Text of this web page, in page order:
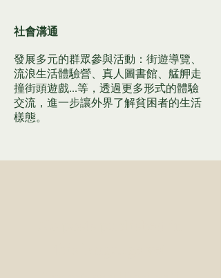
社會溝通
發展多元的群眾參與活動：街遊導覽、
流浪生活體驗營、真人圖書館、艋舺走
撞街頭遊戲...等，透過更多形式的體驗
交流，進一步讓外界了解貧困者的生活
樣態。